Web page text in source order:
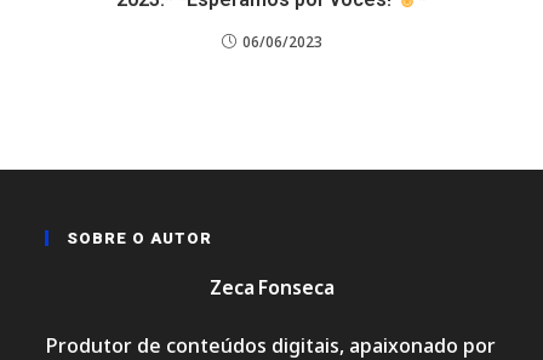
06/06/2023
SOBRE O AUTOR
Zeca Fonseca
Produtor de conteúdos digitais, apaixonado por